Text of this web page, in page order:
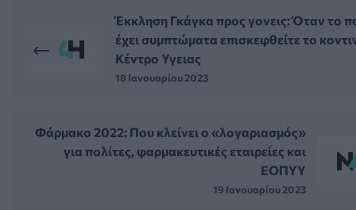
Έκκληση Γκάγκα προς γονεις: Όταν το
έχει συμπτώματα επισκεφθείτε το
Κέντρο Υγειας
18 Ιανουαρίου 2023
Φάρμακο 2022: Που κλείνει ο «λογαριασμός»
για πολίτες, φαρμακευτικές εταιρείες και
ΕΟΠΥΥ
19 Ιανουαρίου 2023